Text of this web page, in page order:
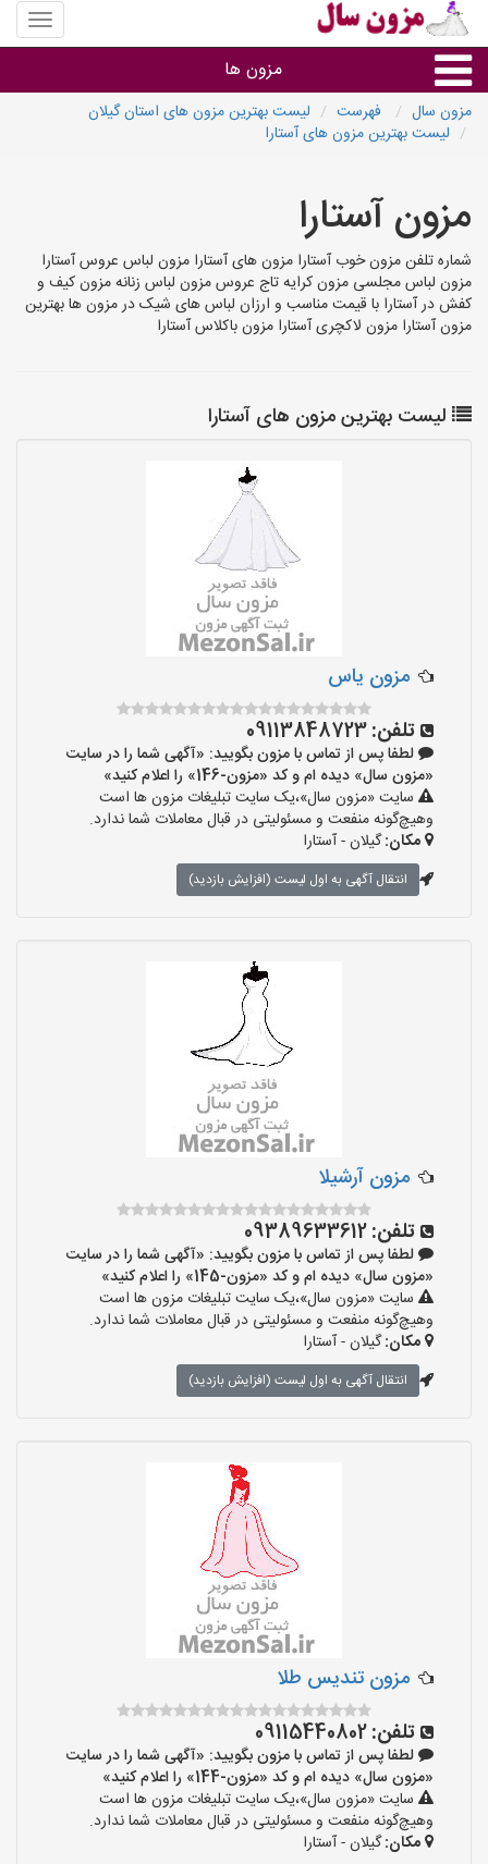
منوی
سایت
سال
مزون ها
گروه ها
مزون سال فهرست
لیست بهترین مزون های استان گیلان
لیست بهترین مزون های آستارا
مزون آستارا
شماره تلفن مزون خوب آستارا مزون های آستارا مزون لباس عروس آستارا
مزون لباس مجلسی مزون کرایه تاج عروس مزون لباس زنانه مزون کیف و
کفش در آستارا با قیمت مناسب و ارزان لباس های شیک در مزون ها بهترین
مزون آستارا مزون لاکچری آستارا مزون باکلاس آستارا
لیست بهترین مزون های آستارا
مزون یاس
تلفن:09113848723
لطفا پس از تماس با مزون بگویید: «آگهی شما را در سایت
«مزون سال» دیده ام و کد «مزون-146» را اعلام کنید»
سایت «مزون سال»،یک سایت تبلیغات مزون ها است
وهیچ‌گونه منفعت و مسئولیتی در قبال معاملات شما ندارد.
مکان:گیلان - آستارا
انتقال آگهی به اول لیست (افزایش بازدید)
مزون آرشیلا
تلفن:09389633612
لطفا پس از تماس با مزون بگویید: «آگهی شما را در سایت
«مزون سال» دیده ام و کد «مزون-145» را اعلام کنید»
سایت «مزون سال»،یک سایت تبلیغات مزون ها است
وهیچ‌گونه منفعت و مسئولیتی در قبال معاملات شما ندارد.
مکان:گیلان - آستارا
انتقال آگهی به اول لیست (افزایش بازدید)
مزون تندیس طلا
تلفن:09115440802
لطفا پس از تماس با مزون بگویید: «آگهی شما را در سایت
«مزون سال» دیده ام و کد «مزون-144» را اعلام کنید»
سایت «مزون سال»،یک سایت تبلیغات مزون ها است
وهیچ‌گونه منفعت و مسئولیتی در قبال معاملات شما ندارد.
مکان:گیلان - آستارا